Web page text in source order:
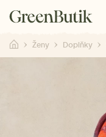
Ženy Doplňky